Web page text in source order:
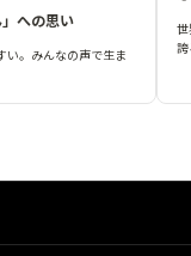
」への思い
い。みんなの声で生ま
誇